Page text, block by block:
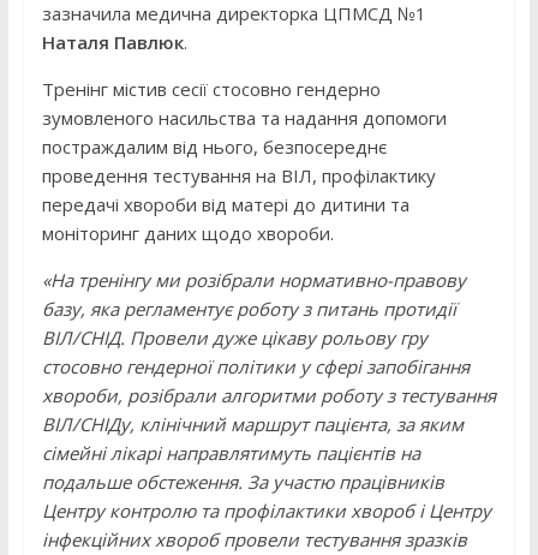
зазначила медична директорка ЦПМСД №1
Наталя Павлюк.
Тренінг містив сесії стосовно гендерно
зумовленого насильства та надання допомоги
постраждалим від нього, безпосереднє
проведення тестування на ВІЛ, профілактику
передачі хвороби від матері до дитини та
моніторинг даних щодо хвороби.
«На тренінгу ми розібрали нормативно-правову
базу, яка регламентує роботу з питань протидії
ВІЛ/СНІД. Провели дуже цікаву рольову гру
стосовно гендерної політики у сфері запобігання
хвороби, розібрали алгоритми роботу з тестування
ВІЛ/СНІДу, клінічний маршрут пацієнта, за яким
сімейні лікарі направлятимуть пацієнтів на
подальше обстеження. За участю працівників
Центру контролю та профілактики хвороб і Центру
інфекційних хвороб провели тестування зразків